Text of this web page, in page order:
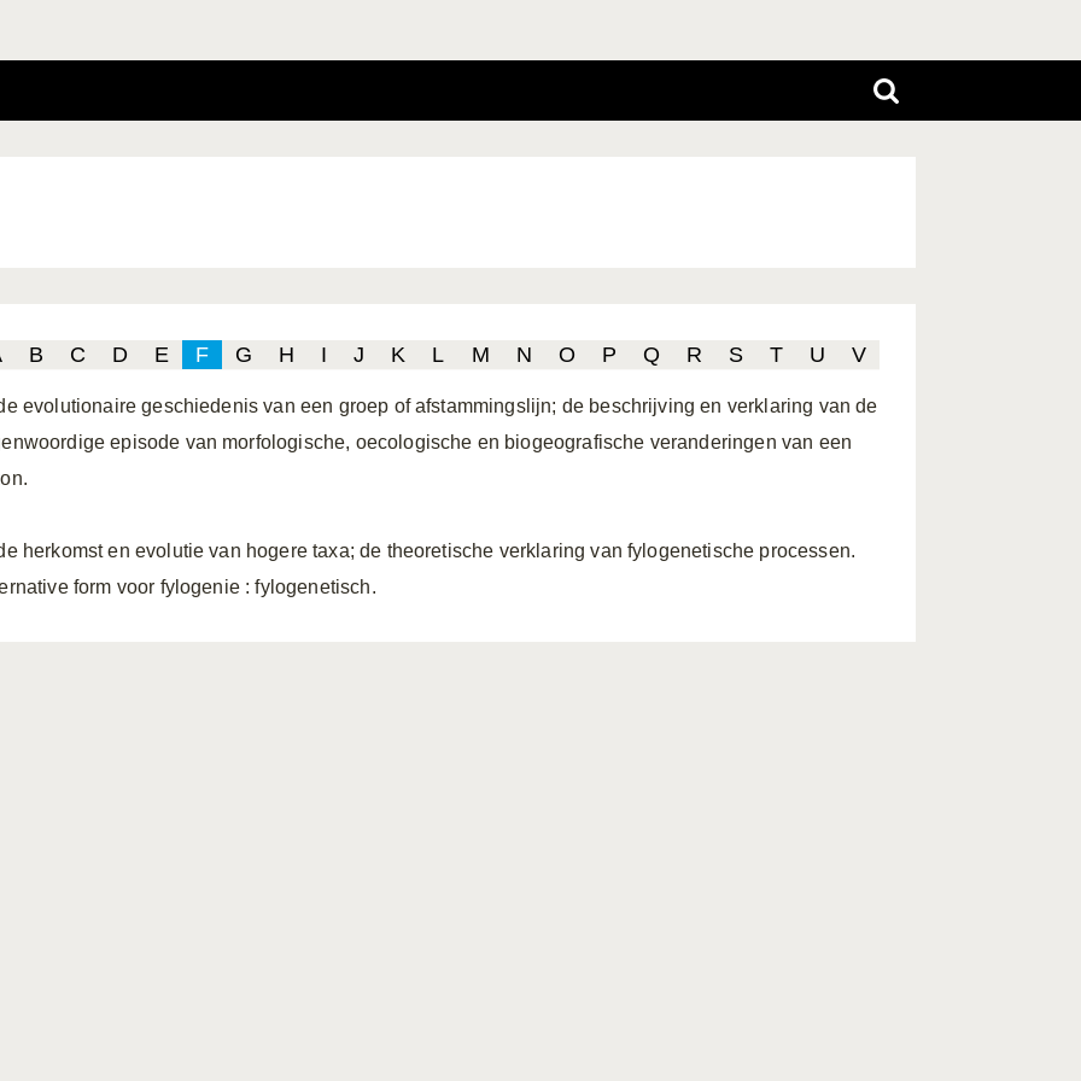
B C D E F G H I J K L M N O P Q R S T U V
evolutionaire geschiedenis van een groep of afstammingslijn; de beschrijving en verklaring van de
episode van morfologische, oecologische en biogeografische veranderingen van een
herkomst en evolutie van hogere taxa; de theoretische verklaring van fylogenetische processen.
form voor fylogenie : fylogenetisch.